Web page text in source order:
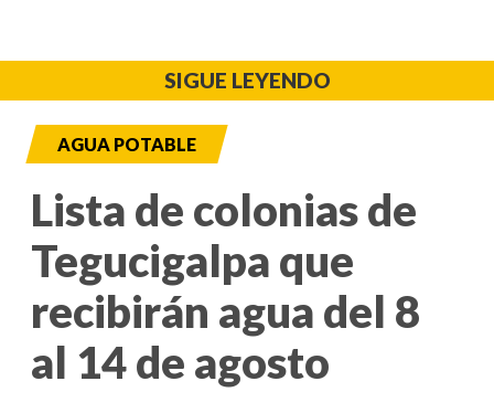
SIGUE LEYENDO
AGUA POTABLE
Lista de colonias de
Tegucigalpa que
recibirán agua del 8
al 14 de agosto